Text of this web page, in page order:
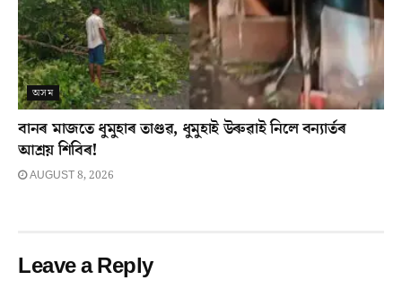
অসম
বানৰ মাজতে ধুমুহাৰ তাণ্ডৱ, ধুমুহাই উৰুৱাই নিলে বন্যাৰ্তৰ
আশ্ৰয় শিবিৰ!
AUGUST 8, 2026
Leave a Reply